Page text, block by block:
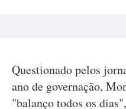
Questionado pelos
ano de governação,
"balanço todos os